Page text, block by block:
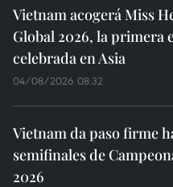
Vietnam acogerá Miss
Global 2026, la primera
celebrada en Asia
04/08/2026 08:32
Vietnam da paso firme
semifinales de
2026